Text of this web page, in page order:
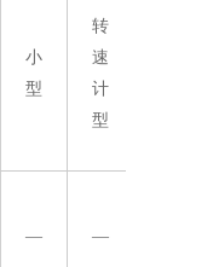
小
型
转
速
计
型
— —